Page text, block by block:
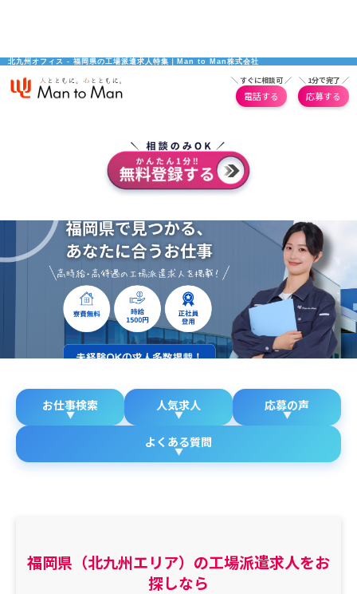
北九州オフィス - 福岡県の工場派遣求人特集｜Man to Man株式会社
＼ すぐに相談可 ／
電話する
＼ 1分で完了 ／
応募する
お仕事検索 人気求人 応募の声
よくある質問
福岡県（北九州エリア）の工場派遣求人をお
探しなら